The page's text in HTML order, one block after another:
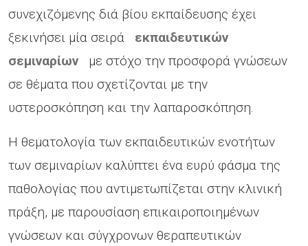
συνεχιζόμενης διά βίου εκπαίδευσης έχει
ξεκινήσει μία σειρά εκπαιδευτικών
σεμιναρίων
με στόχο την προσφορά γνώσεων
σε θέματα που σχετίζονται με την
υστεροσκόπηση και την λαπαροσκόπηση.
Η θεματολογία των εκπαιδευτικών ενοτήτων
των σεμιναρίων καλύπτει ένα ευρύ φάσμα της
παθολογίας που αντιμετωπίζεται στην κλινική
πράξη, με παρουσίαση επικαιροποιημένων
γνώσεων και σύγχρονων θεραπευτικών